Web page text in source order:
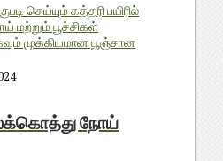
செய்யும் கத்தரி பயிரில்
மற்றும் பூச்சிகள்
முக்கியமான பூஞ்சான
நோய்